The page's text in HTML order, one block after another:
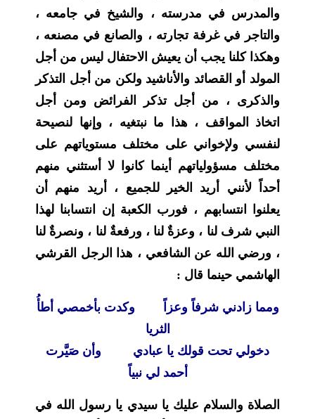
والمدرس في مدرسته ، والشيخ في جامعه ،
والتاجر في غرفة تجارته ، والصانع في مصنعه ،
وهكذا كلنا يجب أن يعيش الاحتفال ليس من أجل
المولد أو القصائد والأناشيد ولكن من أجل التذكر
والذكرى ، من أجل تذكر الفرائض ومن أجل
اتخاذ المواقف ، هذا ما نبتغيه ، وإنها لنصيحة
لنفسي ولإخواني على مختلف مستوياتهم على
مختلف مسؤولياتهم أينما كانوا لا أستثني منهم
أحداً لأنني أريد الخير للجميع ، أريد منهم أن
يعلنوا انتسابهم ، فورب الكعبة إن انتسابنا لهذا
النبي شرف لنا ، وعزةٌ لنا ، ورفعةٌ لنا ، ونصرةٌ لنا
، ورضي الله عن الشافعي ، هذا الرجل القرشي
الهاشمي حينما قال :
ومما زادني شرفاً وعزاً وكدت بأخمصي أطأُ
الثريا
دخولي تحت قولك يا عبادي وأن صَيَّرت
أحمد لي نبياً
الصلاة والسلام عليك يا سيدي يا رسول الله في